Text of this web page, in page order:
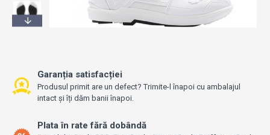
Garanția satisfacției
Produsul primit are un defect? Trimite-l înapoi cu ambalajul
intact și îți dăm banii înapoi.
Plata în rate fără dobândă